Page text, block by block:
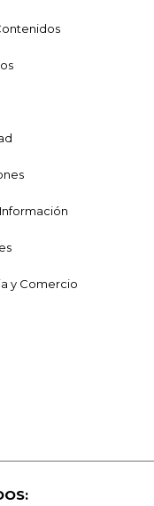
y Comercio